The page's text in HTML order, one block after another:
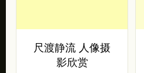
尺渡静流 人像摄
影欣赏